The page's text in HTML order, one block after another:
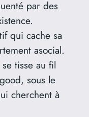
par des
qui cache sa
asocial.
tisse au fil
sous le
cherchent à